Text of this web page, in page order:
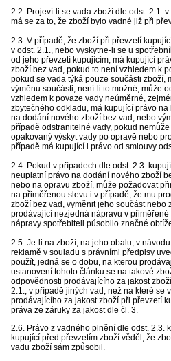
2.2. Projeví-li se vada zboží dle odst. 2.1.
má se za to, že zboží bylo vadné již při
2.3. V případě, že zboží při převzetí
v odst. 2.1., nebo vyskytne-li se u
od jeho převzetí kupujícím, má kupující
zboží bez vad, pokud to není vzhledem k
pokud se vada týká pouze součásti zboží,
výměnu součásti; není-li to možné, může
vzhledem k povaze vady neúměrné,
zbytečného odkladu, má kupující právo
na dodání nového zboží bez vad, nebo
případě odstranitelné vady, pokud
opakovaný výskyt vady po opravě nebo
případě má kupující i právo od smlouvy
2.4. Pokud v případech dle odst. 2.3.
neuplatní právo na dodání nového zboží
nebo na opravu zboží, může požadovat
na přiměřenou slevu i v případě, že mu
zboží bez vad, vyměnit jeho součást nebo
prodávající nezjedná nápravu v
nápravy spotřebiteli působilo značné
2.5. Je-li na zboží, na jeho obalu, v
reklamě v souladu s právními předpisy
použít, jedná se o dobu, na kterou
ustanovení tohoto článku se na takové
odpovědnosti prodávajícího za jakost
2.1.; v případě jiných vad, než na které se
prodávajícího za jakost zboží při převzetí
práva ze záruky za jakost dle čl. 3.
2.6. Právo z vadného plnění dle odst. 2.3.
kupující před převzetím zboží věděl, že
vadu zboží sám způsobil.